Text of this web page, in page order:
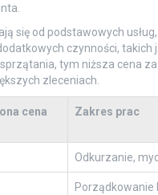
się od podstawowych
czynności, takich
tym niższa cena
zleceniach.
cena
Zakres prac
Odkurzanie,
Porządkowanie